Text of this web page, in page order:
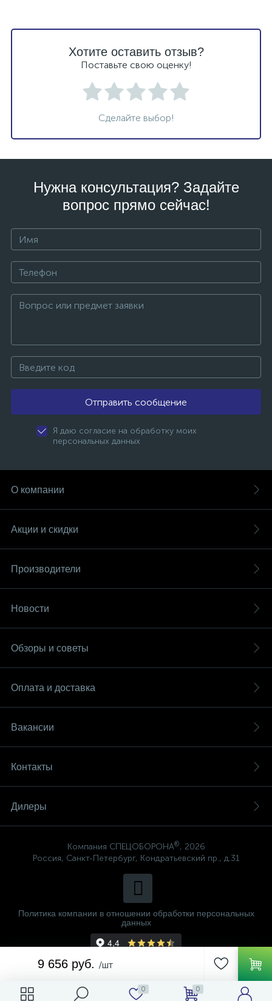
0 0
9 656 руб. /шт
Хотите оставить отзыв?
Поставьте свою оценку!
Сделайте выбор!
Нужна консультация? Задайте
вопрос прямо сейчас!
Отправить сообщение
Я даю согласие на обработку моих
персональных данных
О компании
Акции и скидки
Производители
Новости
Обзоры и советы
Оплата и доставка
Вакансии
Контакты
Дилеры
Компания СПЕЦОБОРОНА®, 2026
Россия, Санкт-Петербург, Кондратьевский пр., д.31
Политика компании в отношении обработки персональных
данных